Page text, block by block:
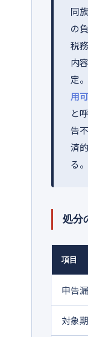
同
の
税
内
定。
用
と
告
済
る。
処分
項目
申告
対象